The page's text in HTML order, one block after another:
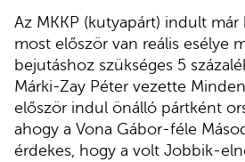
Az MKKP (kutyapárt) indult már
most először van reális esélye
bejutáshoz szükséges 5
Márki-Zay Péter vezette
először indul önálló pártként
ahogy a Vona Gábor-féle
érdekes, hogy a volt Jobbik-